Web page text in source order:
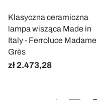
Klasyczna ceramiczna
lampa wisząca Made in
Italy - Ferroluce Madame
Grès
zł 2.473,28